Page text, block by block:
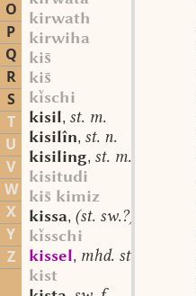
O
P
Q
R
S
T
U
V
W
X
Y
Z
kirwath
kirwiha
ki
ki
kschi
kisil, st. m.
kisilîn, st. n.
kisiling, st. m.
kisitudi
ki kimiz
kissa, (st. sw.?) f.
ksschi
kissel, mhd. st. m.
kist